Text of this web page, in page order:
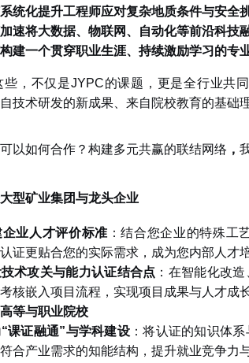
统化提升工程师应对复杂地质条件与安全
速将大数据、物联网、自动化等前沿科技
建一个贯穿职业生涯、持续激励学习的专
些，不仅是JYPC的课题，更是全行业共
技术研发的新成果、来自院校教育的基础
以如何合作？构建多元共赢的联结网络 ，
型矿业集团与龙头企业
业人才评价标准 ：结合您企业的特殊工
证更贴合您的实际需求，成为您内部人才
术攻关与能力认证结合点 ：在智能化改
核嵌入项目流程，实现项目成果与人才成
等与职业院校
“课证融通”与学科建设 ：将认证的知识体
合产业需求的知能结构，提升就业竞争力